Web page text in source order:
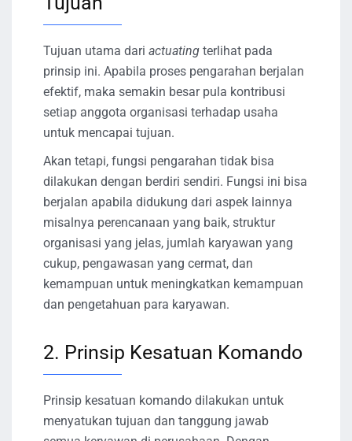
Tujuan utama dari actuating terlihat pada
prinsip ini. Apabila proses pengarahan berjalan
efektif, maka semakin besar pula kontribusi
setiap anggota organisasi terhadap usaha
untuk mencapai tujuan.
Akan tetapi, fungsi pengarahan tidak bisa
dilakukan dengan berdiri sendiri. Fungsi ini bisa
berjalan apabila didukung dari aspek lainnya
misalnya perencanaan yang baik, struktur
organisasi yang jelas, jumlah karyawan yang
cukup, pengawasan yang cermat, dan
kemampuan untuk meningkatkan kemampuan
dan pengetahuan para karyawan.
2. Prinsip Kesatuan Komando
Prinsip kesatuan komando dilakukan untuk
menyatukan tujuan dan tanggung jawab